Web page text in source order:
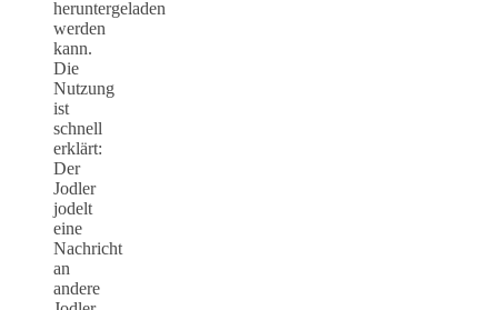
heruntergeladen
werden
kann.
Die
Nutzung
ist
schnell
erklärt:
Der
Jodler
jodelt
eine
Nachricht
an
andere